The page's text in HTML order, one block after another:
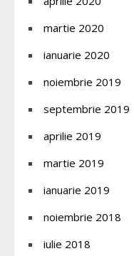
martie 2020
ianuarie 2020
noiembrie 2019
septembrie 2019
aprilie 2019
martie 2019
ianuarie 2019
noiembrie 2018
iulie 2018